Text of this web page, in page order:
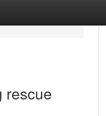
rescue